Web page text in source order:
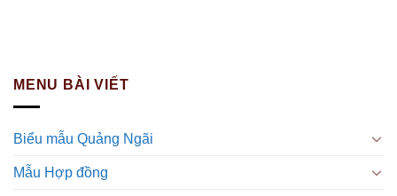
MENU BÀI VIẾT
Biểu mẫu Quảng Ngãi
Mẫu Hợp đồng